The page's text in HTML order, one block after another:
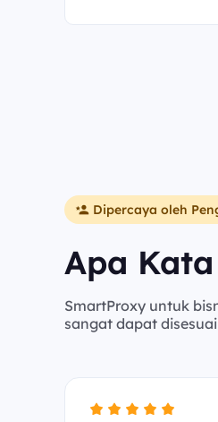
Dipercaya oleh
Apa
SmartProxy untuk
sangat dapat